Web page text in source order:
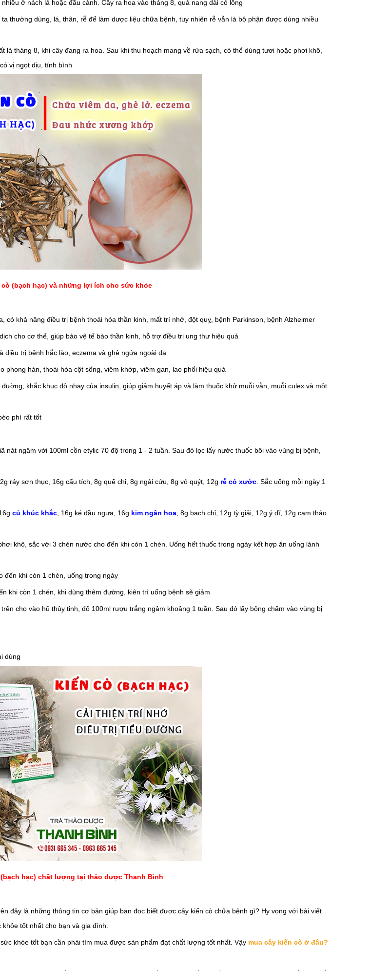
ở nách lá hoặc đầu cành. Cây ra hoa vào tháng 8, quả nang dài có lông
thường dùng, lá, thân, rễ để làm dược liệu chữa bệnh, tuy nhiên rễ vẫn là bộ phận được dùng nhiều
tháng 8, khi cây đang ra hoa. Sau khi thu hoạch mang về rửa sạch, có thể dùng tươi hoặc phơi khô,
vị ngọt dịu, tính bình
cò (bạch hạc) và những lợi ích cho sức khỏe
khả năng điều trị bệnh thoái hóa thần kinh, mất trí nhớ, đột quỵ, bệnh Parkinson, bệnh Alzheimer
cho cơ thể, giúp bảo vệ tế bào thần kinh, hỗ trợ điều trị ung thư hiệu quả
điều trị bệnh hắc lào, eczema và ghẻ ngứa ngoài da
phong hàn, thoái hóa cột sống, viêm khớp, viêm gan, lao phổi hiệu quả
khắc khục độ nhạy của insulin, giúp giảm huyết áp và làm thuốc khử muỗi vằn, muỗi culex và một
phì rất tốt
nát ngâm với 100ml cồn etylic 70 độ trong 1 - 2 tuần. Sau đó lọc lấy nước thuốc bôi vào vùng bị bệnh,
ráy sơn thục, 16g cẩu tích, 8g quế chi, 8g ngải cứu, 8g vỏ quýt, 12g rễ cỏ xước . Sắc uống mỗi ngày 1
củ khúc khắc , 16g ké đầu ngựa, 16g kim ngân hoa , 8g bạch chỉ, 12g tỳ giải, 12g ý dĩ, 12g cam thảo
khô, sắc với 3 chén nước cho đến khi còn 1 chén. Uống hết thuốc trong ngày kết hợp ăn uống lành
đến khi còn 1 chén, uống trong ngày
khi còn 1 chén, khi dùng thêm đường, kiên trì uống bệnh sẽ giảm
cho vào hũ thủy tinh, đổ 100ml rượu trắng ngâm khoảng 1 tuần. Sau đó lấy bông chấm vào vùng bị
dùng
hạc) chất lượng tại thảo dược Thanh Bình
đây là những thông tin cơ bản giúp bạn đọc biết được cây kiến cò chữa bệnh gì? Hy vọng với bài viết
tốt nhất cho bạn và gia đình.
khỏe tốt bạn cần phải tìm mua được sản phẩm đạt chất lượng tốt nhất. Vậy mua cây kiến cò ở đâu?